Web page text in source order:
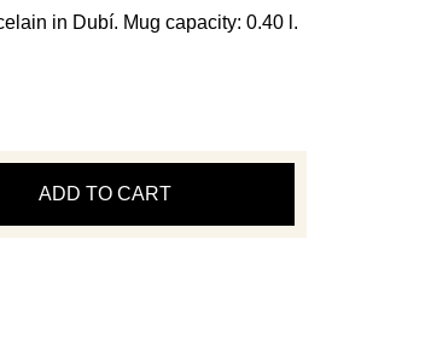
in Dubí. Mug capacity: 0.40 l.
ADD TO CART